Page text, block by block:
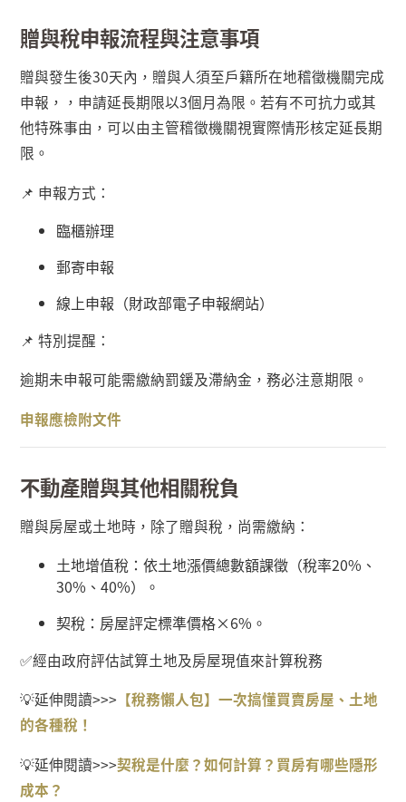
贈與稅申報流程與注意事項
贈與發生後30天內，贈與人須至戶籍所在地稽徵機關完成
申報，，申請延長期限以3個月為限。若有不可抗力或其
他特殊事由，可以由主管稽徵機關視實際情形核定延長期
限。
📌 申報方式：
臨櫃辦理
郵寄申報
線上申報（財政部電子申報網站）
📌 特別提醒：
逾期未申報可能需繳納罰鍰及滯納金，務必注意期限。
申報應檢附文件
不動產贈與其他相關稅負
贈與房屋或土地時，除了贈與稅，尚需繳納：
土地增值稅：依土地漲價總數額課徵（稅率20% 、
30% 、40%）。
契稅：房屋評定標準價格×6% 。
✅經由政府評估試算土地及房屋現值來計算稅務
💡延伸閱讀>>> 【稅務懶人包】一次搞懂買賣房屋、土地
的各種稅！
💡延伸閱讀>>>契稅是什麼？如何計算？買房有哪些隱形
成本？